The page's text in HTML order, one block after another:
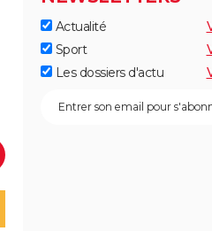
Actualité
Sport
Les dossiers d'actu